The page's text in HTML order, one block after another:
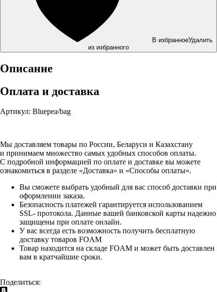
В избранноеУдалить
из избранного
Описание
Оплата и доставка
Артикул: Bluepea/bag
Мы доставляем товары по России, Беларуси и Казахстану
и принимаем множество самых удобных способов оплаты.
С подробной информацией по оплате и доставке вы можете
ознакомиться в разделе «Доставка» и «Способы оплаты».
Вы сможете выбрать удобный для вас способ доставки при
оформлении заказа.
Безопасность платежей гарантируется использованием
SSL- протокола. Данные вашей банковской карты надежно
защищены при оплате онлайн.
У вас всегда есть возможность получить бесплатную
доставку товаров FOAM
Товар находится на складе FOAM и может быть доставлен
вам в кратчайшие сроки.
Поделиться: